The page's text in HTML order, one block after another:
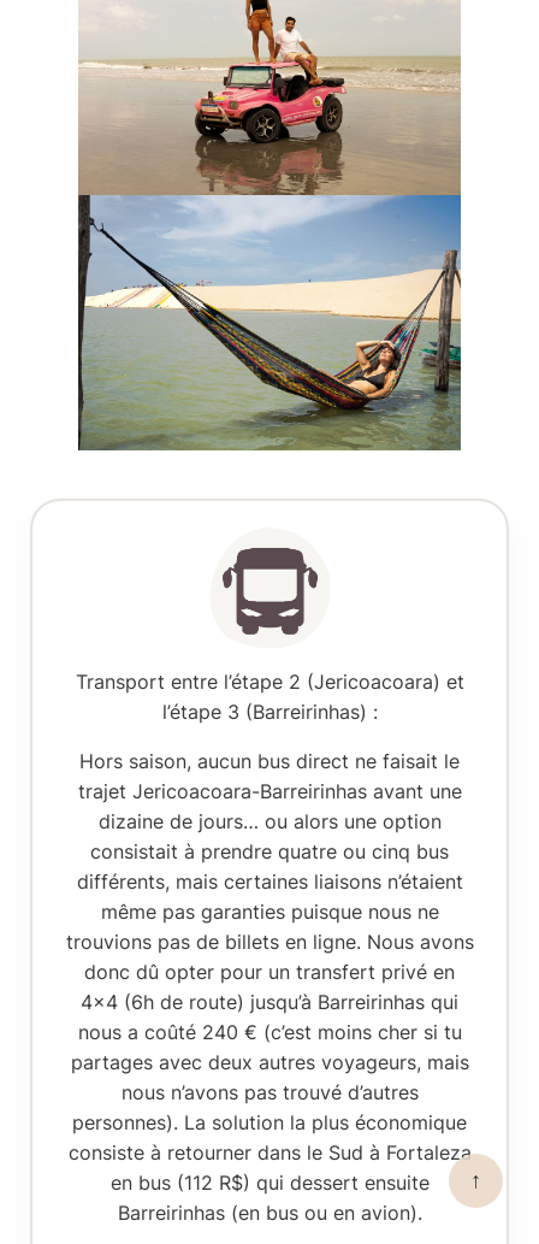
Transport entre l’étape 2 (Jericoacoara) et
l’étape 3 (Barreirinhas) :
Hors saison, aucun bus direct ne faisait le
trajet Jericoacoara-Barreirinhas avant une
dizaine de jours… ou alors une option
consistait à prendre quatre ou cinq bus
différents, mais certaines liaisons n’étaient
même pas garanties puisque nous ne
trouvions pas de billets en ligne. Nous avons
donc dû opter pour un transfert privé en
4×4 (6h de route) jusqu’à Barreirinhas qui
nous a coûté 240 € (c’est moins cher si tu
partages avec deux autres voyageurs, mais
nous n’avons pas trouvé d’autres
personnes). La solution la plus économique
consiste à retourner dans le Sud à Fortaleza
en bus (112 R$) qui dessert ensuite
Barreirinhas (en bus ou en avion).
↑